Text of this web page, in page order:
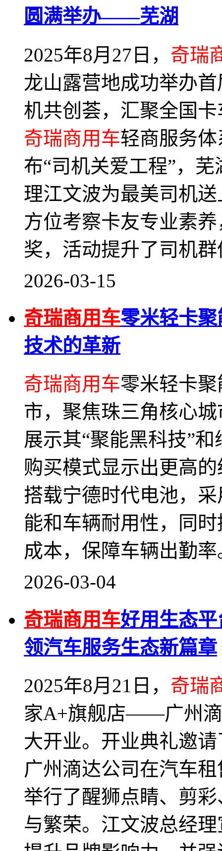
圆满举办——芜湖
2025年8月27日， 奇瑞
龙山露营地成功举办
机共创荟，汇聚全国
奇瑞商用车轻商服务
布“司机关爱工程”，
理江文波为最美司机
方位考察卡友专业素
奖，活动提升了司机
2026-03-15
奇瑞商用车零米轻卡
技术的革新
奇瑞商用车零米轻卡
市，聚焦珠三角核心
展示其“聚能黑科技”
购买模式显示出更高
搭载宁德时代电池，
能和车辆耐用性，同
成本，保障车辆出勤率
2026-03-04
奇瑞商用车好用生态
领汽车服务生态新篇章
2025年8月21日， 奇瑞
家A+旗舰店——广州滴
大开业。开业典礼邀
广州滴达公司在汽车
举行了醒狮点睛、剪
与繁荣。江文波总经